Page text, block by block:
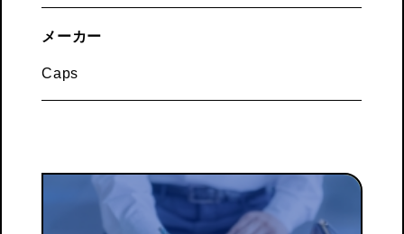
メーカー
Caps